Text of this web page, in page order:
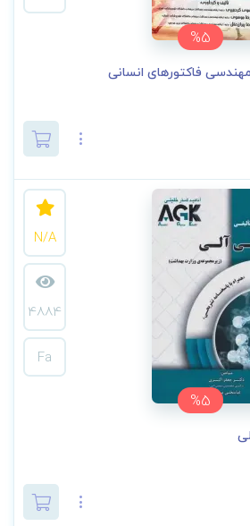
%5
%5
N/A
4884
Fa